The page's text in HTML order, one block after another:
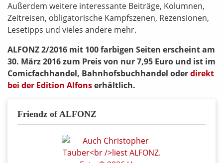
Außerdem weitere interessante Beiträge, Kolumnen,
Zeitreisen, obligatorische Kampfszenen, Rezensionen,
Lesetipps und vieles andere mehr.
ALFONZ 2/2016 mit 100 farbigen Seiten erscheint am
30. März 2016 zum Preis von nur 7,95 Euro und ist im
Comicfachhandel, Bahnhofsbuchhandel oderdirekt
bei der Edition Alfonserhältlich.
Friendz of ALFONZ